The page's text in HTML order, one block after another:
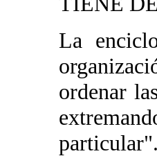
La
ordenar
particular".